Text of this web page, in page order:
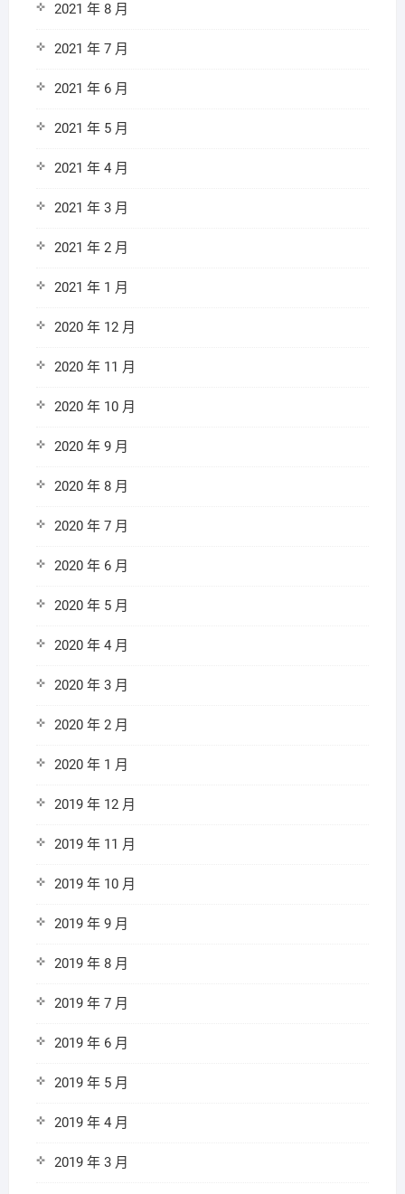
2021 年 8 月
2021 年 7 月
2021 年 6 月
2021 年 5 月
2021 年 4 月
2021 年 3 月
2021 年 2 月
2021 年 1 月
2020 年 12 月
2020 年 11 月
2020 年 10 月
2020 年 9 月
2020 年 8 月
2020 年 7 月
2020 年 6 月
2020 年 5 月
2020 年 4 月
2020 年 3 月
2020 年 2 月
2020 年 1 月
2019 年 12 月
2019 年 11 月
2019 年 10 月
2019 年 9 月
2019 年 8 月
2019 年 7 月
2019 年 6 月
2019 年 5 月
2019 年 4 月
2019 年 3 月